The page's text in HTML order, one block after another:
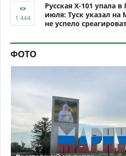
Русская Х-101 упала
июля: Туск указал
не успело
ФОТО